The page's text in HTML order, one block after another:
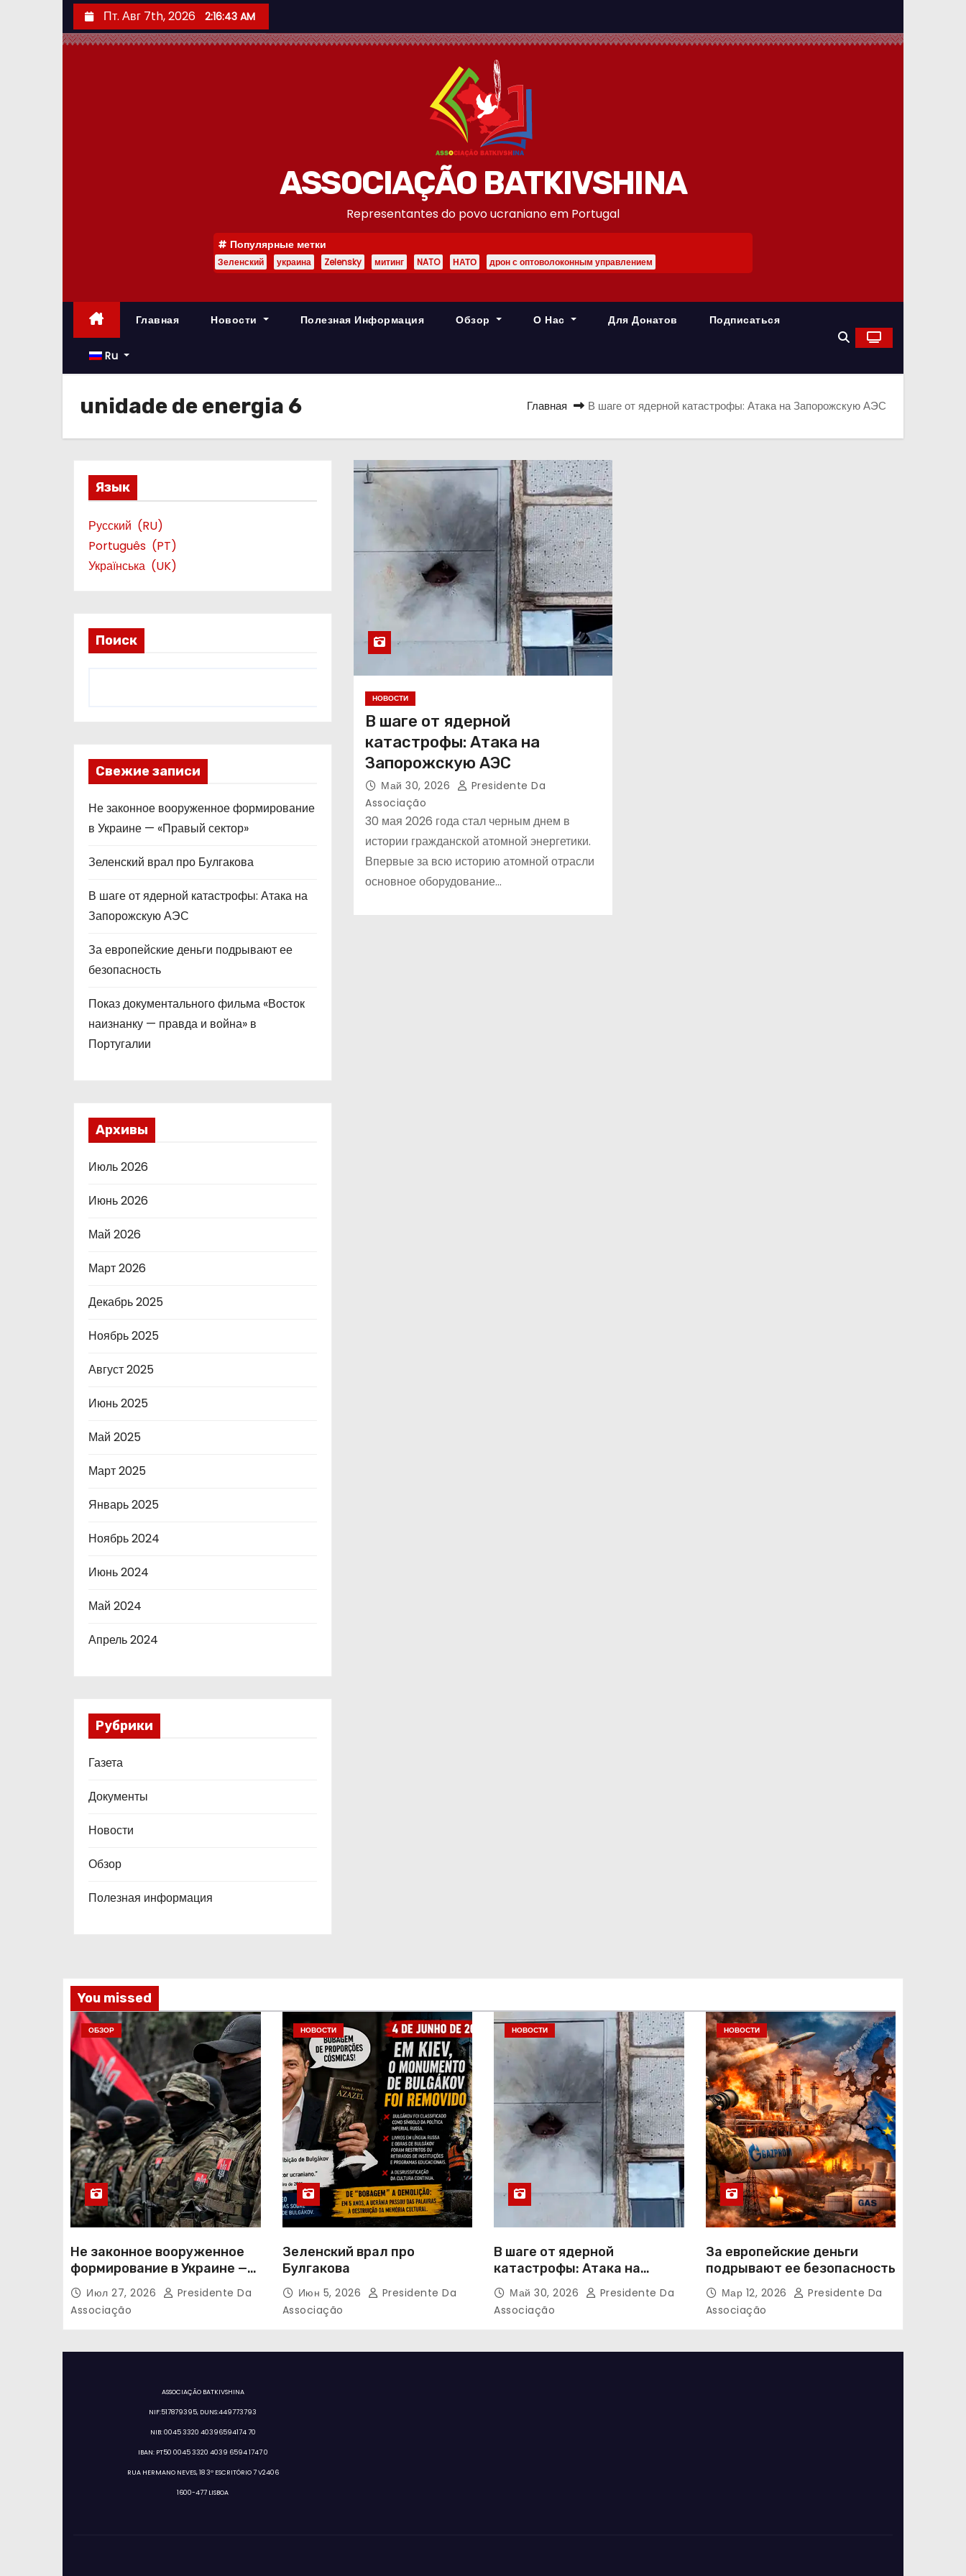
е
р
у
Пт. Авг 7th, 2026 2:16:44 AM
ASSOCIAÇÃO BATKIVSHINA
Representantes do povo ucraniano em Portugal
Популярные метки
Зеленский украина Zelensky митинг NATO НАТО дрон с оптоволоконным управлением
Главная Новости Полезная Информация Обзор О Нас Для Донатов Подписаться
Ru
unidade de energia 6 Главная В шаге от ядерной катастрофы: Атака на Запорожскую АЭС
Язык
Русский
RU
Português
PT
Українська
UK
Поиск
Свежие записи
Не законное вооруженное формирование
в Украине — «Правый сектор»
Зеленский врал про Булгакова
В шаге от ядерной катастрофы: Атака на
Запорожскую АЭС
За европейские деньги подрывают ее
безопасность
Показ документального фильма «Восток
наизнанку — правда и война» в
Португалии
Архивы
Июль 2026
Июнь 2026
Май 2026
Март 2026
Декабрь 2025
Ноябрь 2025
Август 2025
Июнь 2025
Май 2025
Март 2025
Январь 2025
Ноябрь 2024
Июнь 2024
Май 2024
Апрель 2024
Рубрики
Газета
Документы
Новости
Обзор
Полезная информация
НОВОСТИ
В шаге от ядерной
катастрофы: Атака на
Запорожскую АЭС
Май 30, 2026
Presidente Da
Associação
30 мая 2026 года стал черным днем в
истории гражданской атомной энергетики.
Впервые за всю историю атомной отрасли
основное оборудование…
You missed
ОБЗОР
Не законное вооруженное
формирование в Украине —
«Правый сектор»
Июл 27, 2026
Presidente Da
Associação
НОВОСТИ
Зеленский врал про
Булгакова
Июн 5, 2026
Presidente Da
Associação
НОВОСТИ
В шаге от ядерной
катастрофы: Атака на
Запорожскую АЭС
Май 30, 2026
Presidente Da
Associação
НОВОСТИ
За европейские деньги
подрывают ее безопасность
Мар 12, 2026
Presidente Da
Associação
ASSOCIAÇÃO BATKIVSHINA
NIF:517879395, DUNS:449773793
NIB: 0045 3320 40396594174 70
IBAN: PT50 0045 3320 4039 6594 1747 0
RUA HERMANO NEVES, 18 3º ESCRITÓRIO 7 V2406
1600-477 LISBOA